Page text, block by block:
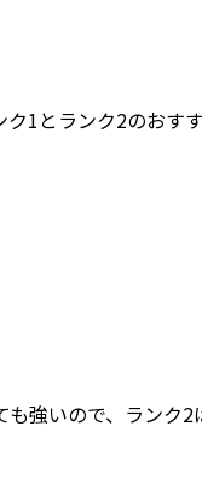
1とランク2のおす
強いので、ランク2